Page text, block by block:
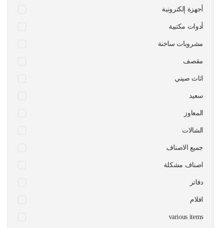
أجهزة إلكترونية
أدوات مكتبية
مشروبات ساخنة
مقصف
اثاث صيني
سعيد
المعاوز
الشالات
جميع الاصناف
اصناف مشكلة
دفاتر
افلام
various items